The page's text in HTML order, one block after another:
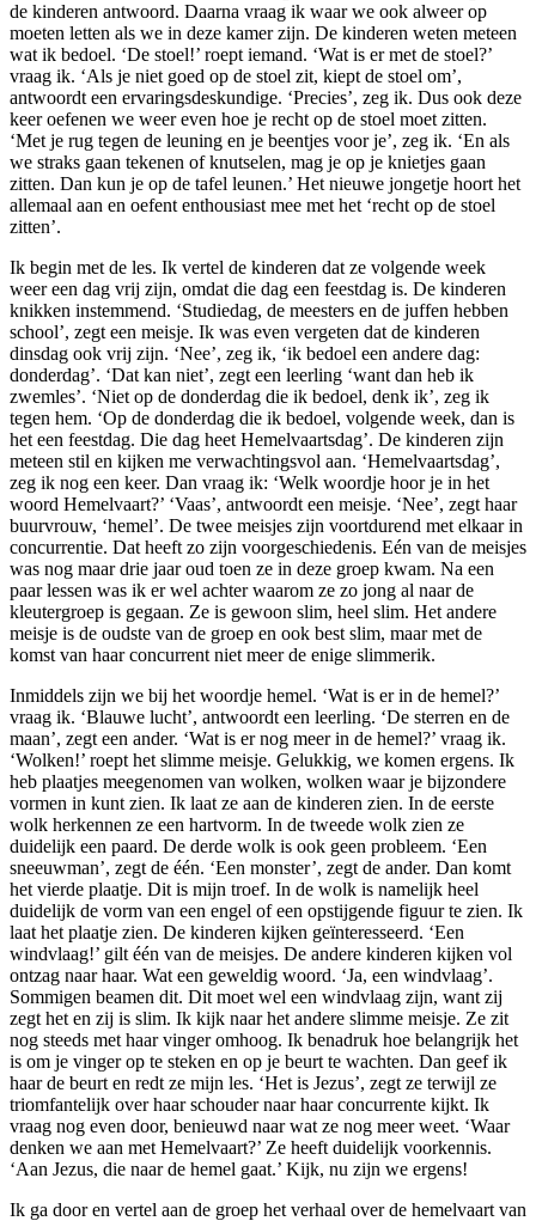
de kinderen antwoord. Daarna vraag ik waar we ook alweer op
moeten letten als we in deze kamer zijn. De kinderen weten meteen
wat ik bedoel. ‘De stoel!’ roept iemand. ‘Wat is er met de stoel?’
vraag ik. ‘Als je niet goed op de stoel zit, kiept de stoel om’,
antwoordt een ervaringsdeskundige. ‘Precies’, zeg ik. Dus ook deze
keer oefenen we weer even hoe je recht op de stoel moet zitten.
‘Met je rug tegen de leuning en je beentjes voor je’, zeg ik. ‘En als
we straks gaan tekenen of knutselen, mag je op je knietjes gaan
zitten. Dan kun je op de tafel leunen.’ Het nieuwe jongetje hoort het
allemaal aan en oefent enthousiast mee met het ‘recht op de stoel
zitten’.
Ik begin met de les. Ik vertel de kinderen dat ze volgende week
weer een dag vrij zijn, omdat die dag een feestdag is. De kinderen
knikken instemmend. ‘Studiedag, de meesters en de juffen hebben
school’, zegt een meisje. Ik was even vergeten dat de kinderen
dinsdag ook vrij zijn. ‘Nee’, zeg ik, ‘ik bedoel een andere dag:
donderdag’. ‘Dat kan niet’, zegt een leerling ‘want dan heb ik
zwemles’. ‘Niet op de donderdag die ik bedoel, denk ik’, zeg ik
tegen hem. ‘Op de donderdag die ik bedoel, volgende week, dan is
het een feestdag. Die dag heet Hemelvaartsdag’. De kinderen zijn
meteen stil en kijken me verwachtingsvol aan. ‘Hemelvaartsdag’,
zeg ik nog een keer. Dan vraag ik: ‘Welk woordje hoor je in het
woord Hemelvaart?’ ‘Vaas’, antwoordt een meisje. ‘Nee’, zegt haar
buurvrouw, ‘hemel’. De twee meisjes zijn voortdurend met elkaar in
concurrentie. Dat heeft zo zijn voorgeschiedenis. Eén van de meisjes
was nog maar drie jaar oud toen ze in deze groep kwam. Na een
paar lessen was ik er wel achter waarom ze zo jong al naar de
kleutergroep is gegaan. Ze is gewoon slim, heel slim. Het andere
meisje is de oudste van de groep en ook best slim, maar met de
komst van haar concurrent niet meer de enige slimmerik.
Inmiddels zijn we bij het woordje hemel. ‘Wat is er in de hemel?’
vraag ik. ‘Blauwe lucht’, antwoordt een leerling. ‘De sterren en de
maan’, zegt een ander. ‘Wat is er nog meer in de hemel?’ vraag ik.
‘Wolken!’ roept het slimme meisje. Gelukkig, we komen ergens. Ik
heb plaatjes meegenomen van wolken, wolken waar je bijzondere
vormen in kunt zien. Ik laat ze aan de kinderen zien. In de eerste
wolk herkennen ze een hartvorm. In de tweede wolk zien ze
duidelijk een paard. De derde wolk is ook geen probleem. ‘Een
sneeuwman’, zegt de één. ‘Een monster’, zegt de ander. Dan komt
het vierde plaatje. Dit is mijn troef. In de wolk is namelijk heel
duidelijk de vorm van een engel of een opstijgende figuur te zien. Ik
laat het plaatje zien. De kinderen kijken geïnteresseerd. ‘Een
windvlaag!’ gilt één van de meisjes. De andere kinderen kijken vol
ontzag naar haar. Wat een geweldig woord. ‘Ja, een windvlaag’.
Sommigen beamen dit. Dit moet wel een windvlaag zijn, want zij
zegt het en zij is slim. Ik kijk naar het andere slimme meisje. Ze zit
nog steeds met haar vinger omhoog. Ik benadruk hoe belangrijk het
is om je vinger op te steken en op je beurt te wachten. Dan geef ik
haar de beurt en redt ze mijn les. ‘Het is Jezus’, zegt ze terwijl ze
triomfantelijk over haar schouder naar haar concurrente kijkt. Ik
vraag nog even door, benieuwd naar wat ze nog meer weet. ‘Waar
denken we aan met Hemelvaart?’ Ze heeft duidelijk voorkennis.
‘Aan Jezus, die naar de hemel gaat.’ Kijk, nu zijn we ergens!
Ik ga door en vertel aan de groep het verhaal over de hemelvaart van